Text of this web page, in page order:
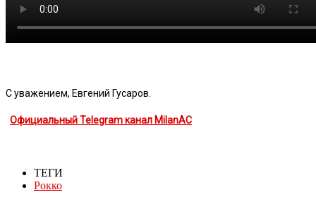
С уважением, Евгений Гусаров.
Официальный Telegram канал MilanAC
ТЕГИ
Рокко